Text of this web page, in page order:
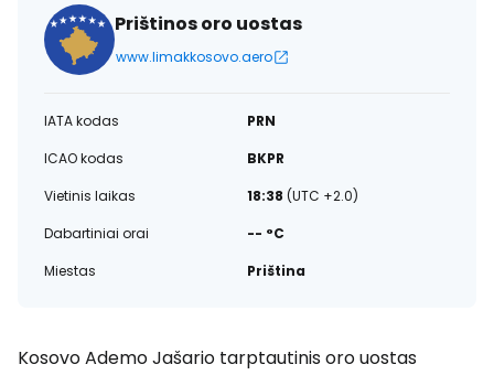
Prištinos oro uostas
www.limakkosovo.aero
IATA kodas
PRN
ICAO kodas
BKPR
Vietinis laikas
18:38 (UTC +2.0)
Dabartiniai orai
-- °C
Miestas
Priština
Kosovo Ademo Jašario tarptautinis oro uostas